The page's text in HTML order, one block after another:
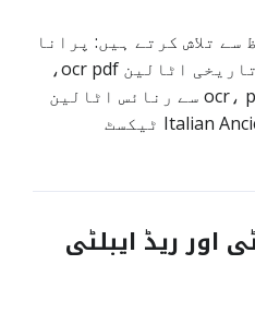
تلاش کرتے ہیں: پرانا
اٹالین pdf ٹو ٹیکسٹ، تاریخی اٹالین ocr pdf،
اٹالین پیلیوگرافی ocr، pdf سے رنائس اٹالین
متن نکالیں، یا Italian Ancient pdf ٹیکسٹ
اور ریڈ ایبلٹی